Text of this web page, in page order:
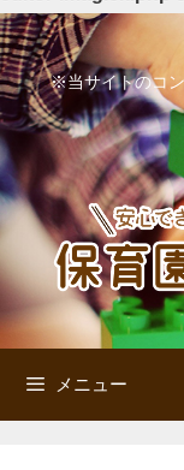
コ
ン
テ
ン
ツ
ス
ッ
※当サイトのコ
メニュー